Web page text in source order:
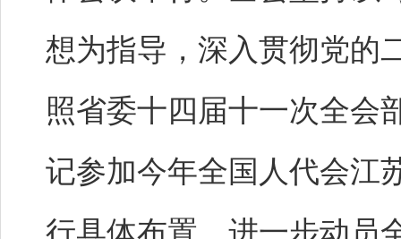
想为指导，深入贯彻党的
照省委十四届十一次全会
记参加今年全国人代会江
行具体布置，进一步动员